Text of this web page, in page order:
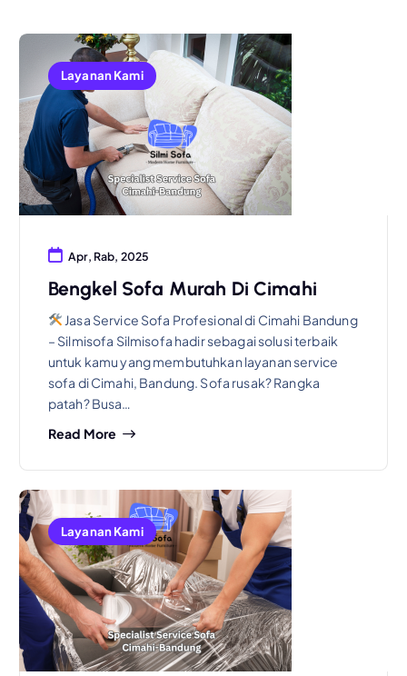
Layanan Kami
Apr, Rab, 2025
Bengkel Sofa Murah Di Cimahi
Jasa Service Sofa Profesional di Cimahi Bandung
– Silmisofa Silmisofa hadir sebagai solusi terbaik
untuk kamu yang membutuhkan layanan service
sofa di Cimahi, Bandung. Sofa rusak? Rangka
patah? Busa…
Read More
Layanan Kami